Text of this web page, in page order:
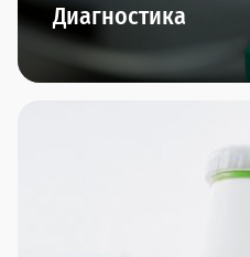
Диагностика
В наших дилерских
новейшее
диагностика - по итогам
предоставим
интересное